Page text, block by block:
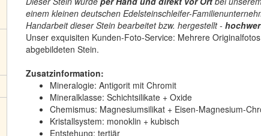
einem kleinen deutschen Edelsteinschleifer-
Handarbeit dieser Stein bearbeitet bzw. hergestellt -
Unser exquisiten Kunden-Foto-Service: Mehrere
abgebildeten Stein.
Zusatzinformation:
Mineralogie: Antigorit mit Chromit
Mineralklasse: Schichtsilikate + Oxide
Chemismus: Magnesiumsilikat + Eisen-Magnesium-
Kristallsystem: monoklin + kubisch
Entstehung: tertiär